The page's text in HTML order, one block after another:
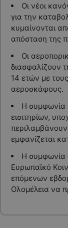
Οι νέοι
για την
κυμαίνονται
απόσταση της
Οι
διασφαλίζουν
14 ετών με
αεροσκάφους.
Η συμφωνία
εισιτηρίων,
εμφανίζεται
Η συμφωνία
Ευρωπαϊκό
επόμενων
Ολομέλεια να